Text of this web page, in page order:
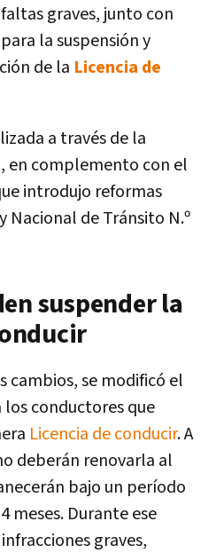
graves, junto con
la suspensión y
de la Licencia de
a través de la
en complemento con el
introdujo reformas
Nacional de Tránsito N.º
suspender la
cambios, se modificó el
conductores que
Licencia de conducir. A
deberán renovarla al
bajo un período
meses. Durante ese
graves,